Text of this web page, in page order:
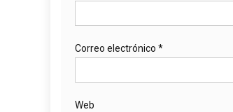
Correo electrónico *
Web